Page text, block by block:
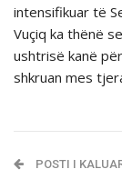
intensifikuar të
Vuçiq ka thënë
ushtrisë kanë
shkruan mes
POSTI I